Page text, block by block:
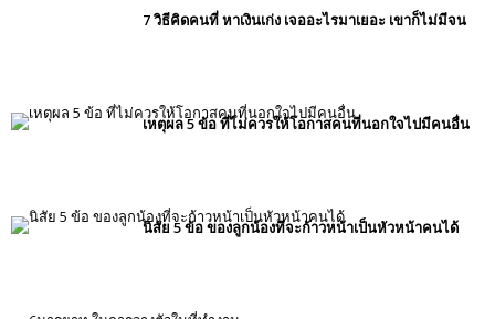
7 วิธีคิดคนที่ หาเงินเก่ง เจออะไรมาเยอะ เขาก็ไม่มีจน
เหตุผล 5 ข้อ ที่ไม่ควรให้โอกาสคนที่นอกใจไปมีคนอื่น
นิสัย 5 ข้อ ของลูกน้องที่จะก้าวหน้าเป็นหัวหน้าคนได้